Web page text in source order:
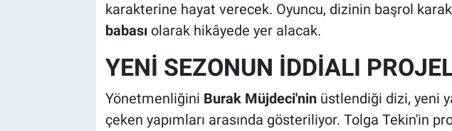
karakterine hayat verecek. Oyuncu, dizinin başrol
babasıolarak hikâyede yer alacak.
YENİ SEZONUN İDDİALI
Yönetmenliğini Burak Müjdeci'ninüstlendiği dizi, yeni
çeken yapımları arasında gösteriliyor. Tolga Tekin'in